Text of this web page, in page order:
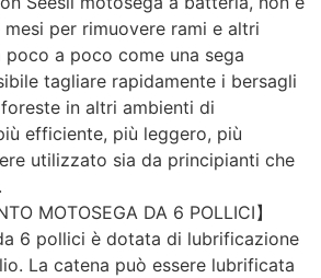
mesi per rimuovere rami e altri
a poco come una sega
tagliare rapidamente i bersagli
in altri ambienti di
efficiente, più leggero, più
utilizzato sia da principianti che
MOTOSEGA DA 6 POLLICI】
6 pollici è dotata di lubrificazione
La catena può essere lubrificata